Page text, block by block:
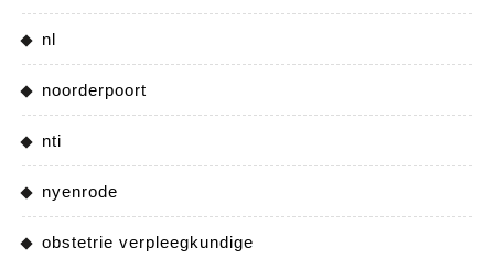
nl
noorderpoort
nti
nyenrode
obstetrie verpleegkundige